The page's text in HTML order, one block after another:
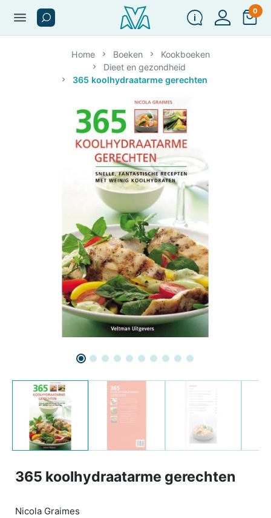
menu 0
Home Boeken
Kookboeken
Dieet en gezondheid
365 koolhydraatarme gerechten
365 koolhydraatarme gerechten
Nicola Graimes